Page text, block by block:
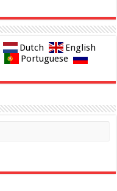
Dutch
English
Portuguese